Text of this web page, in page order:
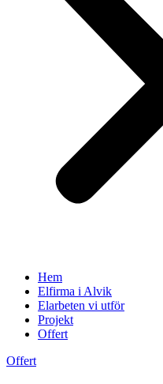
Hem
Elfirma i Alvik
Elarbeten vi utför
Projekt
Offert
Offert